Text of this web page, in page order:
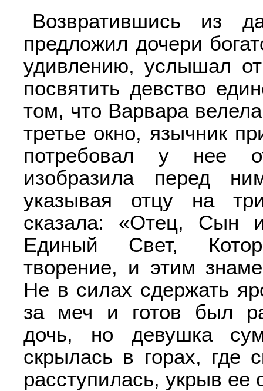
Возвратившись из
предложил дочери
удивлению, услышал
посвятить девство
том, что Варвара
третье окно, язычник
потребовал у нее
изобразила перед
указывая отцу на
сказала: «Отец, Сын
Единый Свет,
творение, и этим
Не в силах сдержать
за меч и готов был
дочь, но девушка
скрылась в горах, где
расступилась, укрыв ее